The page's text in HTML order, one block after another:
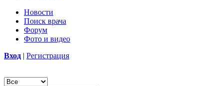
Новости
Поиск врача
Форум
Фото и видео
Вход | Регистрация